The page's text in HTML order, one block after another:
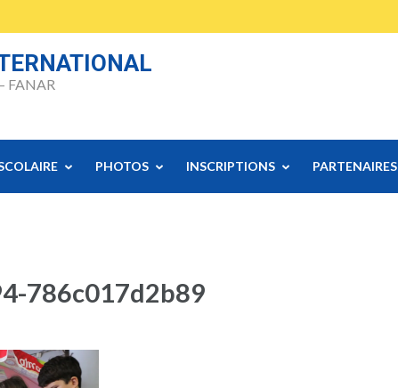
FANAR
PHOTOS INSCRIPTIONS PARTENAIRES
786c017d2b89